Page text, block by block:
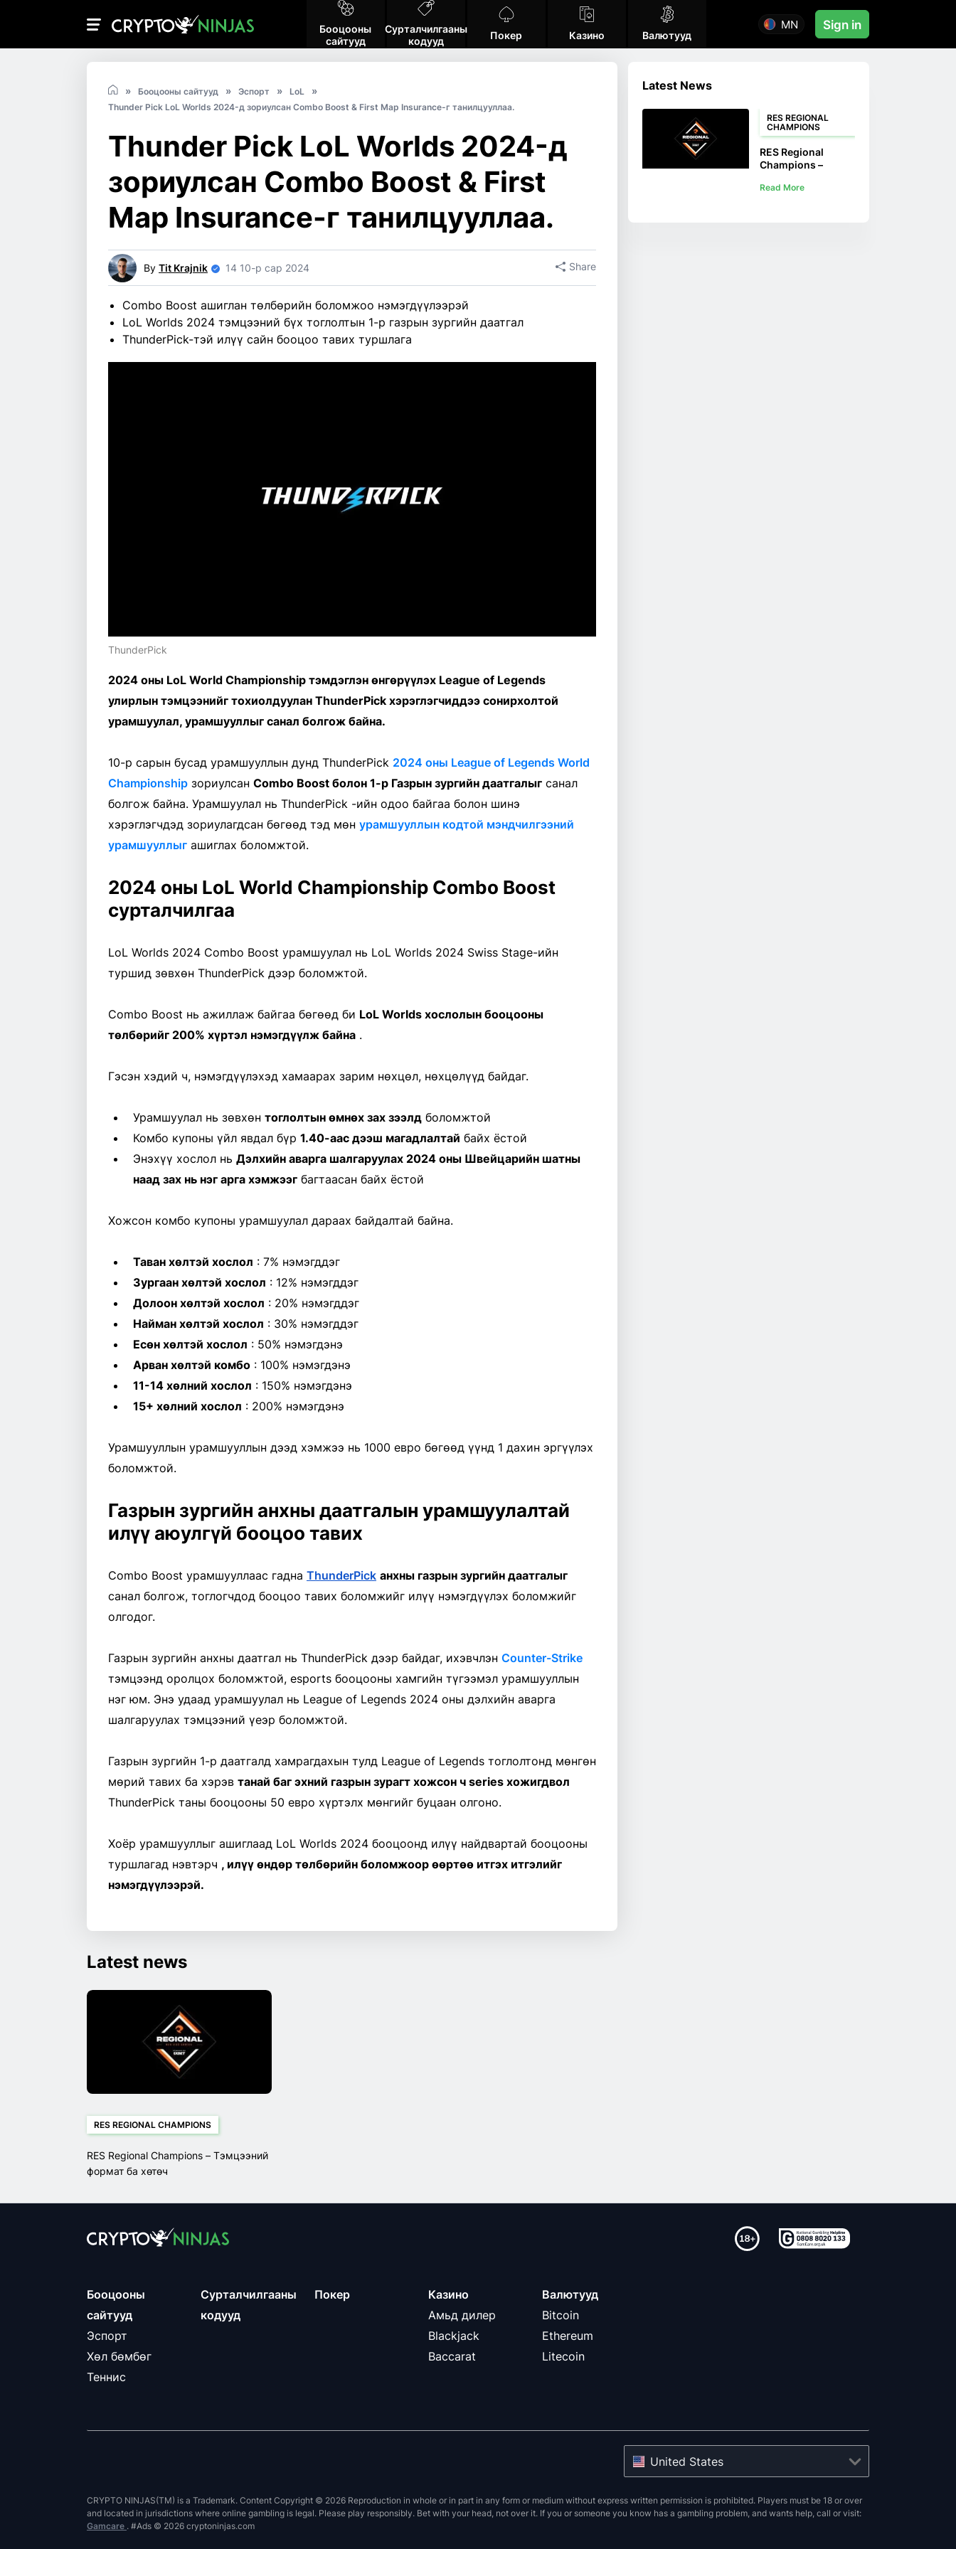
Бооцооны
сайтууд
Сурталчилгааны
кодууд
Покер Казино Валютууд
MN Sign in
Бооцооны сайтууд Эспорт
LoL
Thunder Pick LoL Worlds 2024-д зориулсан Combo Boost & First Map Insurance-г танилцууллаа.
Thunder Pick LoL Worlds 2024-д
зориулсан Combo Boost & First
Map Insurance-г танилцууллаа.
By Tit Krajnik 14 10-р сар 2024 Share
Combo Boost ашиглан төлбөрийн боломжоо нэмэгдүүлээрэй
LoL Worlds 2024 тэмцээний бүх тоглолтын 1-р газрын зургийн даатгал
ThunderPick-тэй илүү сайн бооцоо тавих туршлага
ThunderPick
2024 оны LoL World Championship тэмдэглэн өнгөрүүлэх League of Legends
улирлын тэмцээнийг тохиолдуулан ThunderPick хэрэглэгчиддээ сонирхолтой
урамшуулал, урамшууллыг санал болгож байна.
10-р сарын бусад урамшууллын дунд ThunderPick 2024 оны League of Legends World
Championship зориулсан Combo Boost болон 1-р Газрын зургийн даатгалыг санал
болгож байна. Урамшуулал нь ThunderPick -ийн одоо байгаа болон шинэ
хэрэглэгчдэд зориулагдсан бөгөөд тэд мөн урамшууллын кодтой мэндчилгээний
урамшууллыг ашиглах боломжтой.
2024 оны LoL World Championship Combo Boost
сурталчилгаа
LoL Worlds 2024 Combo Boost урамшуулал нь LoL Worlds 2024 Swiss Stage-ийн
туршид зөвхөн ThunderPick дээр боломжтой.
Combo Boost нь ажиллаж байгаа бөгөөд би LoL Worlds хослолын бооцооны
төлбөрийг 200% хүртэл нэмэгдүүлж байна .
Гэсэн хэдий ч, нэмэгдүүлэхэд хамаарах зарим нөхцөл, нөхцөлүүд байдаг.
Урамшуулал нь зөвхөн тоглолтын өмнөх зах зээлд боломжтой
Комбо купоны үйл явдал бүр 1.40-аас дээш магадлалтай байх ёстой
Энэхүү хослол нь Дэлхийн аварга шалгаруулах 2024 оны Швейцарийн шатны
наад зах нь нэг арга хэмжээг багтаасан байх ёстой
Хожсон комбо купоны урамшуулал дараах байдалтай байна.
Таван хөлтэй хослол : 7% нэмэгддэг
Зургаан хөлтэй хослол : 12% нэмэгддэг
Долоон хөлтэй хослол : 20% нэмэгддэг
Найман хөлтэй хослол : 30% нэмэгддэг
Есөн хөлтэй хослол : 50% нэмэгдэнэ
Арван хөлтэй комбо : 100% нэмэгдэнэ
11-14 хөлний хослол : 150% нэмэгдэнэ
15+ хөлний хослол : 200% нэмэгдэнэ
Урамшууллын урамшууллын дээд хэмжээ нь 1000 евро бөгөөд үүнд 1 дахин эргүүлэх
боломжтой.
Газрын зургийн анхны даатгалын урамшуулалтай
илүү аюулгүй бооцоо тавих
Combo Boost урамшууллаас гадна ThunderPick анхны газрын зургийн даатгалыг
санал болгож, тоглогчдод бооцоо тавих боломжийг илүү нэмэгдүүлэх боломжийг
олгодог.
Газрын зургийн анхны даатгал нь ThunderPick дээр байдаг, ихэвчлэн Counter-Strike
тэмцээнд оролцох боломжтой, esports бооцооны хамгийн түгээмэл урамшууллын
нэг юм. Энэ удаад урамшуулал нь League of Legends 2024 оны дэлхийн аварга
шалгаруулах тэмцээний үеэр боломжтой.
Газрын зургийн 1-р даатгалд хамрагдахын тулд League of Legends тоглолтонд мөнгөн
мөрий тавих ба хэрэв танай баг эхний газрын зурагт хожсон ч series хожигдвол
ThunderPick таны бооцооны 50 евро хүртэлх мөнгийг буцаан олгоно.
Хоёр урамшууллыг ашиглаад LoL Worlds 2024 бооцоонд илүү найдвартай бооцооны
туршлагад нэвтэрч , илүү өндөр төлбөрийн боломжоор өөртөө итгэх итгэлийг
нэмэгдүүлээрэй.
Latest News
RES REGIONAL
CHAMPIONS
RES Regional
Champions –
формат ба хөтөч
Read More
Latest news
RES REGIONAL CHAMPIONS
RES Regional Champions – Тэмцээний
формат ба хөтөч
Бооцооны
сайтууд
Эспорт
Хөл бөмбөг
Теннис
Сурталчилгааны
кодууд
Покер
Казино
Амьд дилер
Blackjack
Baccarat
Валютууд
Bitcoin
Ethereum
Litecoin
United States
CRYPTO NINJAS(TM) is a Trademark. Content Copyright © 2026 Reproduction in whole or in part in any form or medium without express written permission is prohibited. Players must be 18 or over
and located in jurisdictions where online gambling is legal. Please play responsibly. Bet with your head, not over it. If you or someone you know has a gambling problem, and wants help, call or visit:
Gamcare . #Ads © 2026 cryptoninjas.com